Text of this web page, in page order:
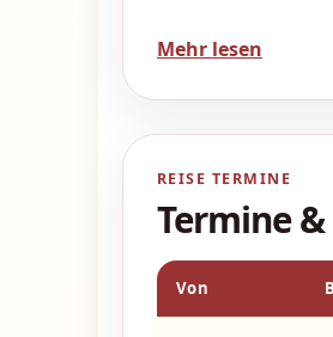
Alle
neue Preis (nur bei
Keine Kinder
Wer sich
des Fahrpreises.
Mehr lesen
REISE TERMINE
Termine &
Von